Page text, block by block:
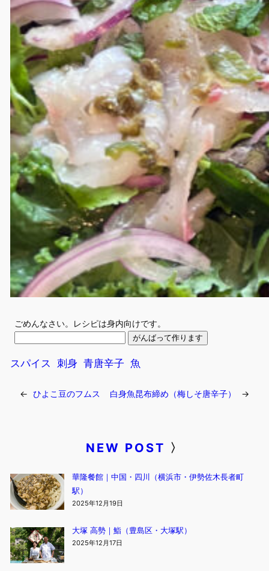
ごめんなさい。レシピは身内向けです。
スパイス 刺身 青唐辛子 魚
← ひよこ豆のフムス 白身魚昆布締め（梅しそ唐辛子） →
NEW POST 〉
華隆餐館｜中国・四川（横浜市・伊勢佐木長者町
駅）
2025年12月19日
大塚 高勢｜鮨（豊島区・大塚駅）
2025年12月17日